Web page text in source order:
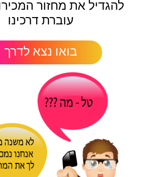
להגדיל את מחזור
עוברת דרכינו
בואו נצא לדרך